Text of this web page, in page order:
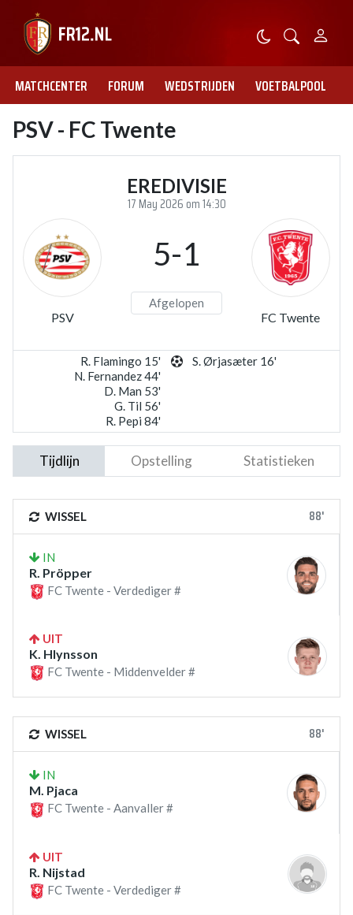
MATCHCENTER FORUM WEDSTRIJDEN VOETBALPOOL
PSV - FC Twente
EREDIVISIE
17 May 2026 om 14:30
PSV
5-1
Afgelopen
FC Twente
R. Flamingo 15'
N. Fernandez 44'
D. Man 53'
G. Til 56'
R. Pepi 84'
S. Ørjasæter 16'
Tijdlijn Opstelling Statistieken
WISSEL 88'
IN
R. Pröpper
FC Twente - Verdediger #
UIT
K. Hlynsson
FC Twente - Middenvelder #
WISSEL 88'
IN
M. Pjaca
FC Twente - Aanvaller #
UIT
R. Nijstad
FC Twente - Verdediger #